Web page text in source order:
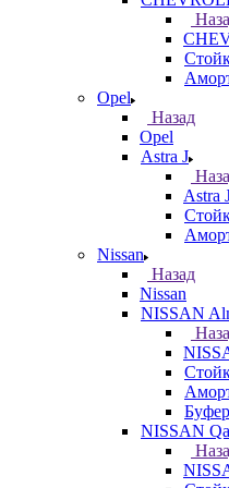
Opel
Назад
Opel
Astra J
Astra
Nissan
Назад
Nissan
NISSAN
NISSAN